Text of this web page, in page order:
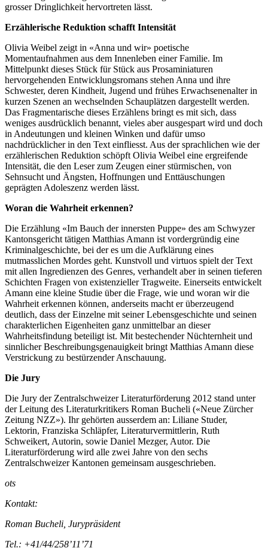
grosser Dringlichkeit hervortreten lässt.
Erzählerische Reduktion schafft Intensität
Olivia Weibel zeigt in «Anna und wir» poetische
Momentaufnahmen aus dem Innenleben einer Familie. Im
Mittelpunkt dieses Stück für Stück aus Prosaminiaturen
hervorgehenden Entwicklungsromans stehen Anna und ihre
Schwester, deren Kindheit, Jugend und frühes Erwachsenenalter in
kurzen Szenen an wechselnden Schauplätzen dargestellt werden.
Das Fragmentarische dieses Erzählens bringt es mit sich, dass
weniges ausdrücklich benannt, vieles aber ausgespart wird und doch
in Andeutungen und kleinen Winken und dafür umso
nachdrücklicher in den Text einfliesst. Aus der sprachlichen wie der
erzählerischen Reduktion schöpft Olivia Weibel eine ergreifende
Intensität, die den Leser zum Zeugen einer stürmischen, von
Sehnsucht und Ängsten, Hoffnungen und Enttäuschungen
geprägten Adoleszenz werden lässt.
Woran die Wahrheit erkennen?
Die Erzählung «Im Bauch der innersten Puppe» des am Schwyzer
Kantonsgericht tätigen Matthias Amann ist vordergründig eine
Kriminalgeschichte, bei der es um die Aufklärung eines
mutmasslichen Mordes geht. Kunstvoll und virtuos spielt der Text
mit allen Ingredienzen des Genres, verhandelt aber in seinen tieferen
Schichten Fragen von existenzieller Tragweite. Einerseits entwickelt
Amann eine kleine Studie über die Frage, wie und woran wir die
Wahrheit erkennen können, anderseits macht er überzeugend
deutlich, dass der Einzelne mit seiner Lebensgeschichte und seinen
charakterlichen Eigenheiten ganz unmittelbar an dieser
Wahrheitsfindung beteiligt ist. Mit bestechender Nüchternheit und
sinnlicher Beschreibungsgenauigkeit bringt Matthias Amann diese
Verstrickung zu bestürzender Anschauung.
Die Jury
Die Jury der Zentralschweizer Literaturförderung 2012 stand unter
der Leitung des Literaturkritikers Roman Bucheli («Neue Zürcher
Zeitung NZZ»). Ihr gehörten ausserdem an: Liliane Studer,
Lektorin, Franziska Schläpfer, Literaturvermittlerin, Ruth
Schweikert, Autorin, sowie Daniel Mezger, Autor. Die
Literaturförderung wird alle zwei Jahre von den sechs
Zentralschweizer Kantonen gemeinsam ausgeschrieben.
ots
Kontakt:
Roman Bucheli, Jurypräsident
Tel.: +41/44/258’11’71